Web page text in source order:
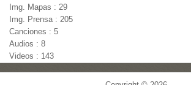
Img. Mapas : 29
Img. Prensa : 205
Canciones : 5
Audios : 8
Videos : 143